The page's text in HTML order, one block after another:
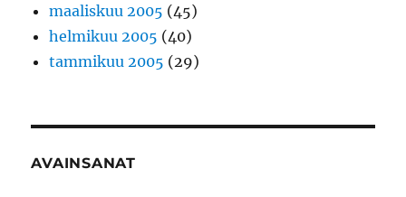
maaliskuu 2005 (45)
helmikuu 2005 (40)
tammikuu 2005 (29)
AVAINSANAT